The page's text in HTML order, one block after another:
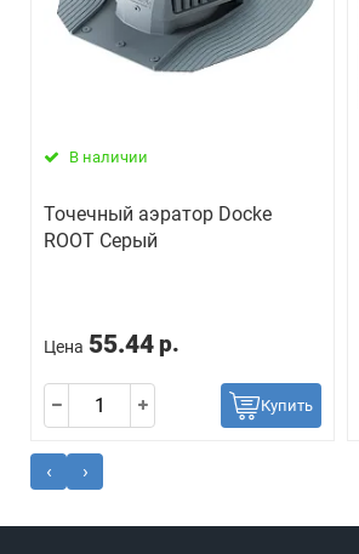
В наличии
Точечный аэратор Docke
ROOT Серый
Цена 55.44 р.
Купить
‹ ›